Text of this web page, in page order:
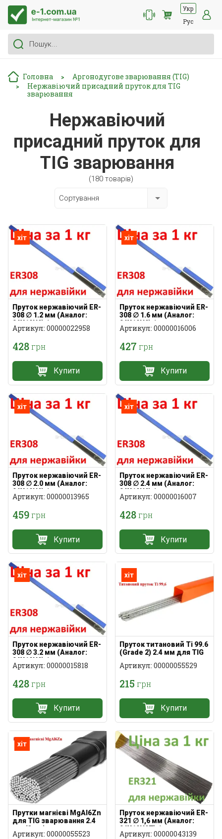
Укр
Рус
Головна > Аргонодугове зварювання (TIG)
>
Нержавіючий присадний пруток для TIG
зварювання
Нержавіючий
присадний пруток для
TIG зварювання
(180 товарів)
Сортування
хіт
Пруток нержавіючий ER-
308 ∅ 1.2 мм (Аналог:
04Х19Н9) 1 кг
Артикул: 00000022958
428грн
Купити
хіт
Пруток нержавіючий ER-
308 ∅ 1.6 мм (Аналог:
04Х19Н9) 1 кг
Артикул: 00000016006
427 грн
Купити
хіт
Пруток нержавіючий ER-
308 ∅ 2.0 мм (Аналог:
04Х19Н9) 1 кг
Артикул: 00000013965
459грн
Купити
хіт
Пруток нержавіючий ER-
308 ∅ 2.4 мм (Аналог:
04Х19Н9) 1 кг
Артикул: 00000016007
428грн
Купити
хіт
Пруток нержавіючий ER-
308 ∅ 3.2 мм (Аналог:
04Х19Н9) 1 кг
Артикул: 00000015818
428грн
Купити
хіт
Пруток титановий Ti 99.6
(Grade 2) 2.4 мм для TIG
Артикул: 00000055529
215 грн
Купити
хіт
Прутки магнієві MgAl6Zn
для TIG зварювання 2.4
мм (3 шт)
Артикул: 00000055523
Пруток нержавіючий ER-
321 ∅ 1,6 мм (Аналог:
06Х19Н9Т) 1 кг
Артикул: 00000043139